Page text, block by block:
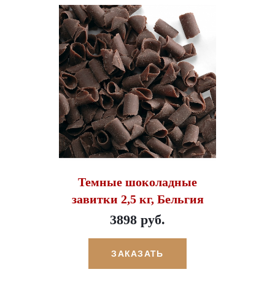
Темные шоколадные
завитки 2,5 кг, Бельгия
3898 руб.
ЗАКАЗАТЬ